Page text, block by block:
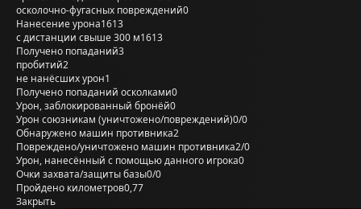
осколочно-фугасных повреждений0
Нанесение урона1613
с дистанции свыше 300 м1613
Получено попаданий3
пробитий2
не нанёсших урон1
Получено попаданий осколками0
Урон, заблокированный бронёй0
Урон союзникам (уничтожено/повреждений)0/0
Обнаружено машин противника2
Повреждено/уничтожено машин противника2/0
Урон, нанесённый с помощью данного игрока0
Очки захвата/защиты базы0/0
Пройдено километров0,77
Закрыть